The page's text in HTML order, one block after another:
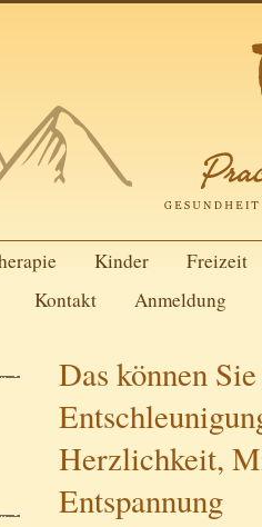
Kinder
Freizeit
Kontakt
Anmeldung
Das können
Herzlichkeit,
Entspannung